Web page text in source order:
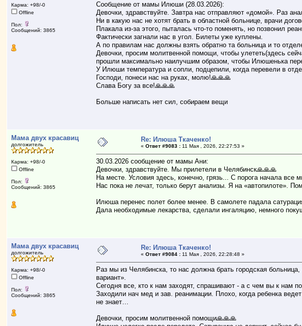
Карма: +98/-0
Offline
Пол:
Сообщений: 3865
Сообщение от мамы Илюши (28.03.2026):
Девочки, здравствуйте. Завтра нас отправляют «домой». Раз
Ни в какую нас не хотят брать в областной больнице, врачи
Плакала из-за этого, пыталась что-то поменять, но позвонил
Фактически загнали нас в угол. Билеты уже куплены.
А по правилам нас должны взять обратно та больница и то
Девочки, просим молитвенной помощи, чтобы улететь(здесь
прошли максимально наилучшим образом, чтобы Илюшенька
У Илюши температура и сопли, подцепили, когда перевели в
Господи, понеси нас на руках, молю!🙏🙏🙏
Слава Богу за все!🙏🙏🙏
Больше написать нет сил, собираем вещи
Мама двух красавиц
долгожитель
Карма: +98/-0
Offline
Пол:
Сообщений: 3865
Re: Илюша Ткаченко!
«Ответ #9083 : 11 Мая , 2026, 22:27:53 »
30.03.2026 сообщение от мамы Ани:
Девочки, здравствуйте. Мы прилетели в Челябинск🙏🙏🙏
На месте. Условия здесь, конечно, грязь... С порога начала все
Нас пока не лечат, только берут анализы. Я на «автопилоте».
Илюша перенес полет более менее. В самолете падала
Дала необходимые лекарства, сделали ингаляцию, немного
Мама двух красавиц
долгожитель
Карма: +98/-0
Offline
Пол:
Сообщений: 3865
Re: Илюша Ткаченко!
«Ответ #9084 : 11 Мая , 2026, 22:28:48 »
Раз мы из Челябинска, то нас должна брать городская
вариант».
Сегодня все, кто к нам заходят, спрашивают - а с чем вы к нам
Заходили нач мед и зав. реанимации. Плохо, когда ребенка
не знает…
Девочки, просим молитвенной помощи🙏🙏🙏